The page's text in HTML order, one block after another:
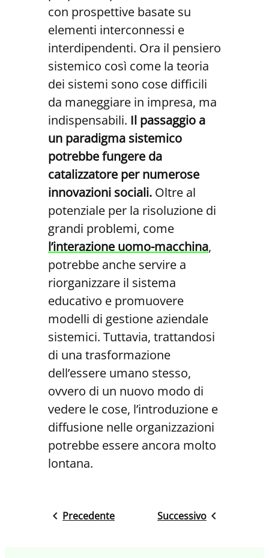
con prospettive basate su
elementi interconnessi e
interdipendenti. Ora il pensiero
sistemico così come la teoria
dei sistemi sono cose difficili
da maneggiare in impresa, ma
indispensabili. Il passaggio a
un paradigma sistemico
potrebbe fungere da
catalizzatore per numerose
innovazioni sociali. Oltre al
potenziale per la risoluzione di
grandi problemi, come
l’interazione uomo-macchina,
potrebbe anche servire a
riorganizzare il sistema
educativo e promuovere
modelli di gestione aziendale
sistemici. Tuttavia, trattandosi
di una trasformazione
dell’essere umano stesso,
ovvero di un nuovo modo di
vedere le cose, l’introduzione e
diffusione nelle organizzazioni
potrebbe essere ancora molto
lontana.
Precedente Successivo